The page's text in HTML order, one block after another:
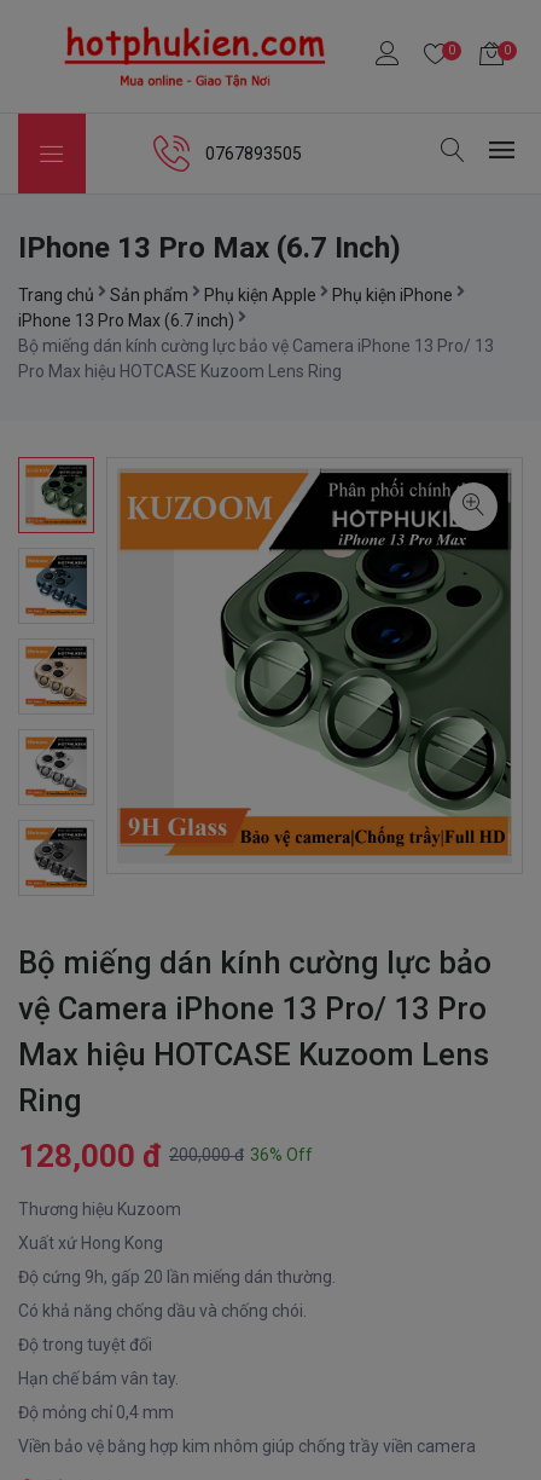
0 0
0767893505
IPhone 13 Pro Max (6.7 Inch)
Trang chủ Sản phẩm Phụ kiện Apple
Phụ kiện iPhone
iPhone 13 Pro Max (6.7 inch)
Bộ miếng dán kính cường lực bảo vệ Camera iPhone 13 Pro/ 13
Pro Max hiệu HOTCASE Kuzoom Lens Ring
Bộ miếng dán kính cường lực bảo
vệ Camera iPhone 13 Pro/ 13 Pro
Max hiệu HOTCASE Kuzoom Lens
Ring
128,000 đ 200,000 đ 36% Off
Thương hiệu Kuzoom
Xuất xứ Hong Kong
Độ cứng 9h, gấp 20 lần miếng dán thường.
Có khả năng chống dầu và chống chói.
Độ trong tuyệt đối
Hạn chế bám vân tay.
Độ mỏng chỉ 0,4 mm
Viền bảo vệ bằng hợp kim nhôm giúp chống trầy viền camera